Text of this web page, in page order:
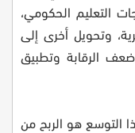
التعليم الحكومي،
وتحويل أخرى إلى
الرقابة وتطبيق
التوسع هو الربح من